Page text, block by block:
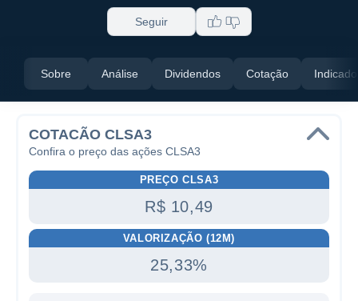
Seguir
Sobre Análise Dividendos Cotação
COTACÃO CLSA3
Confira o preço das ações CLSA3
PREÇO CLSA3
R$ 10,49
VALORIZAÇÃO (12M)
25,33%